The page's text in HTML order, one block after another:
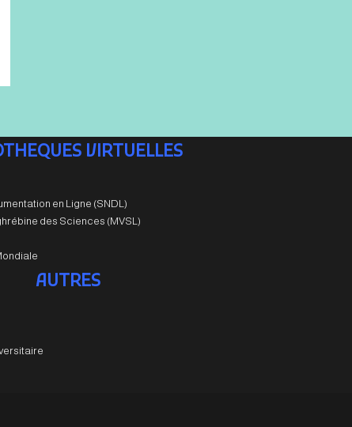
VIRTUELLES
en Ligne (SNDL)
des Sciences (MVSL)
AUTRES